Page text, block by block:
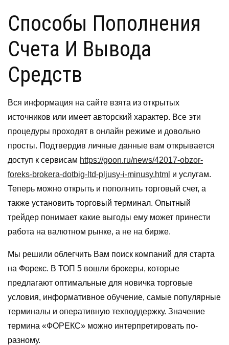
Способы Пополнения
Счета И Вывода
Средств
Вся информация на сайте взята из открытых
источников или имеет авторский характер. Все эти
процедуры проходят в онлайн режиме и довольно
просты. Подтвердив личные данные вам открывается
доступ к сервисам https://goon.ru/news/42017-obzor-
foreks-brokera-dotbig-ltd-pljusy-i-minusy.html и услугам.
Теперь можно открыть и пополнить торговый счет, а
также установить торговый терминал. Опытный
трейдер понимает какие выгоды ему может принести
работа на валютном рынке, а не на бирже.
Мы решили облегчить Вам поиск компаний для старта
на Форекс. В ТОП 5 вошли брокеры, которые
предлагают оптимальные для новичка торговые
условия, информативное обучение, самые популярные
терминалы и оперативную техподдержку. Значение
термина «ФОРЕКС» можно интерпретировать по-
разному.